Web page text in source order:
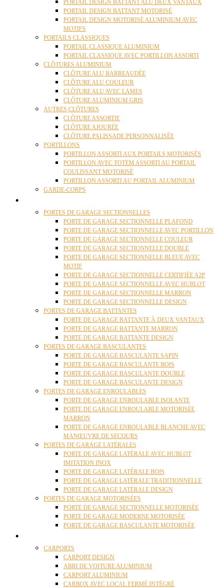
PORTAIL DESIGN BATTANT ALU DEUX VANTAUX
PORTAIL DESIGN BATTANT MOTORISÉ
PORTAIL DESIGN MOTORISÉ ALUMINIUM AVEC
MOTIFS
PORTAILS CLASSIQUES
PORTAIL CLASSIQUE ALUMINIUM
PORTAIL CLASSIQUE AVEC PORTILLON ASSORTI
CLÔTURES ALUMINIUM
CLÔTURE ALU BARREAUDÉE
CLÔTURE ALU COULEUR
CLÔTURE ALU AVEC LAMES
CLÔTURE ALUMINIUM GRIS
AUTRES CLÔTURES
CLÔTURE ASSORTIE
CLÔTURE AJOURÉE
CLÔTURE PALISSADE PERSONNALISÉE
PORTILLONS
PORTILLON ASSORTI AUX PORTAILS MOTORISÉS
PORTILLON AVEC TOTEM ASSORTI AU PORTAIL
COULISSANT MOTORISÉ
PORTILLON ASSORTI AU PORTAIL ALUMINIUM
GARDE-CORPS
PORTES DE GARAGE SECTIONNELLES
PORTE DE GARAGE SECTIONNELLE PLAFOND
PORTE DE GARAGE SECTIONNELLE AVEC PORTILLON
PORTE DE GARAGE SECTIONNELLE COULEUR
PORTE DE GARAGE SECTIONNELLE DOUBLE
PORTE DE GARAGE SECTIONNELLE BLEUE AVEC
MOTIF
PORTE DE GARAGE SECTIONNELLE CERTIFIÉE A2P
PORTE DE GARAGE SECTIONNELLE AVEC HUBLOT
PORTE DE GARAGE SECTIONNELLE MARRON
PORTE DE GARAGE SECTIONNELLE DESIGN
PORTES DE GARAGE BATTANTES
PORTE DE GARAGE BATTANTE À DEUX VANTAUX
PORTE DE GARAGE BATTANTE MARRON
PORTE DE GARAGE BATTANTE DESIGN
PORTES DE GARAGE BASCULANTES
PORTE DE GARAGE BASCULANTE SAPIN
PORTE DE GARAGE BASCULANTE BOIS
PORTE DE GARAGE BASCULANTE DOUBLE
PORTE DE GARAGE BASCULANTE DESIGN
PORTES DE GARAGE ENROULABLES
PORTE DE GARAGE ENROULABLE ISOLANTE
PORTE DE GARAGE ENROULABLE MOTORISÉE
MARRON
PORTE DE GARAGE ENROULABLE BLANCHE AVEC
MANŒUVRE DE SECOURS
PORTES DE GARAGE LATÉRALES
PORTE DE GARAGE LATÉRALE AVEC HUBLOT
IMITATION INOX
PORTE DE GARAGE LATÉRALE BOIS
PORTE DE GARAGE LATÉRALE TRADITIONNELLE
PORTE DE GARAGE LATÉRALE DESIGN
PORTES DE GARAGE MOTORISÉES
PORTE DE GARAGE SECTIONNELLE MOTORISÉE
PORTE DE GARAGE MODERNE MOTORISÉE
PORTE DE GARAGE BASCULANTE MOTORISÉE
CARPORTS
CARPORT DESIGN
ABRI DE VOITURE ALUMINIUM
CARPORT ALUMINIUM
CARBOX AVEC LOCAL FERMÉ INTÉGRÉ